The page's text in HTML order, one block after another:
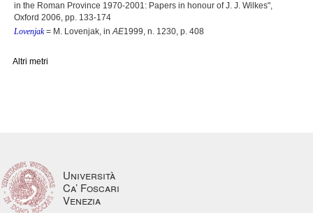
in the Roman Province 1970-2001: Papers in honour of J. J. Wilkes",
Oxford 2006, pp. 133-174
Lovenjak= M. Lovenjak, inAE1999, n. 1230, p. 408
Altri metri
Università
Ca’ Foscari
Venezia